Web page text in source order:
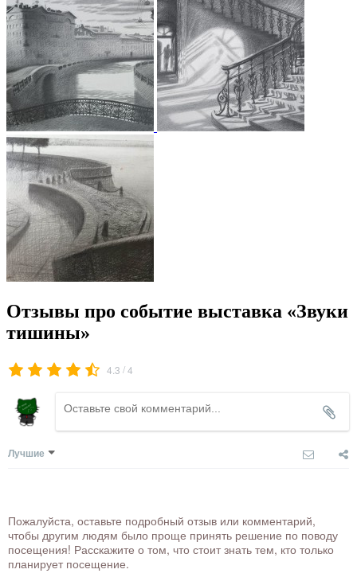
Отзывы про событие выставка «Звуки
тишины»
4.3 /4
Лучшие
Пожалуйста, оставьте подробный отзыв или комментарий,
чтобы другим людям было проще принять решение по поводу
посещения! Расскажите о том, что стоит знать тем, кто только
планирует посещение.